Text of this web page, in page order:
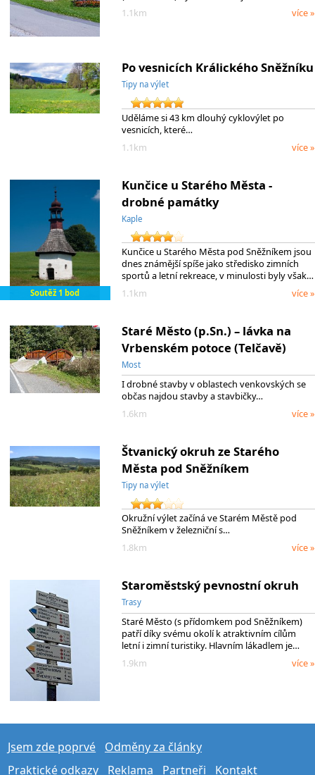
1.1km
více »
Po vesnicích Králického Sněžníku
Tipy na výlet
Uděláme si 43 km dlouhý cyklovýlet po
vesnicích, které…
1.1km
více »
Soutěž 1 bod
Kunčice u Starého Města -
drobné památky
Kaple
Kunčice u Starého Města pod Sněžníkem jsou
dnes známější spíše jako středisko zimních
sportů a letní rekreace, v minulosti byly však…
1.1km
více »
Staré Město (p.Sn.) – lávka na
Vrbenském potoce (Telčavě)
Most
I drobné stavby v oblastech venkovských se
občas najdou stavby a stavbičky…
1.6km
více »
Štvanický okruh ze Starého
Města pod Sněžníkem
Tipy na výlet
Okružní výlet začíná ve Starém Městě pod
Sněžníkem v železniční s…
1.8km
více »
Staroměstský pevnostní okruh
Trasy
Staré Město (s přídomkem pod Sněžníkem)
patří díky svému okolí k atraktivním cílům
letní i zimní turistiky. Hlavním lákadlem je…
1.9km
více »
Jsem zde poprvé
Odměny za články
Praktické odkazy
Reklama Partneři Kontakt